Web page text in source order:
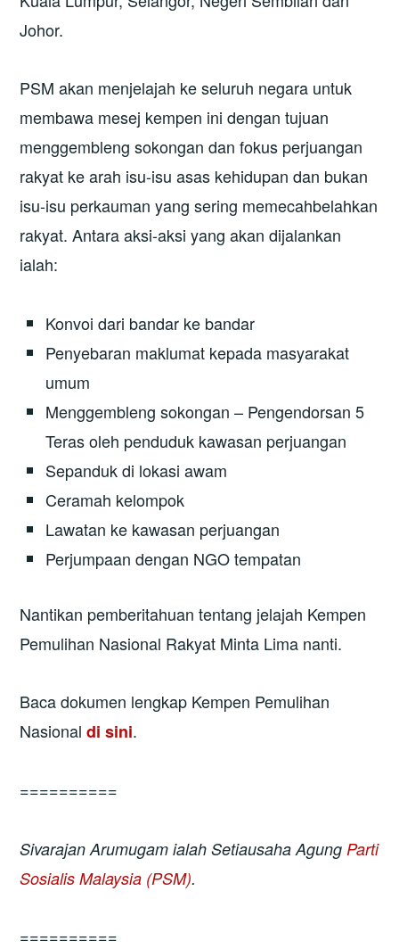
Johor.
PSM akan menjelajah ke seluruh negara untuk
membawa mesej kempen ini dengan tujuan
menggembleng sokongan dan fokus perjuangan
rakyat ke arah isu-isu asas kehidupan dan bukan
isu-isu perkauman yang sering memecahbelahkan
rakyat. Antara aksi-aksi yang akan dijalankan
ialah:
Konvoi dari bandar ke bandar
Penyebaran maklumat kepada masyarakat
umum
Menggembleng sokongan – Pengendorsan 5
Teras oleh penduduk kawasan perjuangan
Sepanduk di lokasi awam
Ceramah kelompok
Lawatan ke kawasan perjuangan
Perjumpaan dengan NGO tempatan
Nantikan pemberitahuan tentang jelajah Kempen
Pemulihan Nasional Rakyat Minta Lima nanti.
Baca dokumen lengkap Kempen Pemulihan
Nasionaldi sini.
==========
Sivarajan Arumugam ialah Setiausaha Agung Parti
Sosialis Malaysia (PSM).
==========